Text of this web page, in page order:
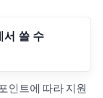
서 쓸 수
인트에 따라 지원